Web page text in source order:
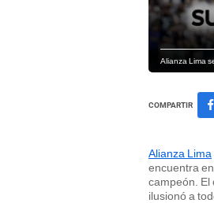
Alianza Lima
COMPARTIR
Alianza Lima
encuentra
campeón. El
ilusionó a